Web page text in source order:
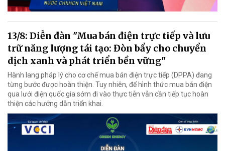
13/8: Diễn đàn "Mua bán điện trực tiếp và lưu
trữ năng lượng tái tạo: Đòn bẩy cho chuyển
dịch xanh và phát triển bền vững"
Hành lang pháp lý cho cơ chế mua bán điện trực tiếp (DPPA) đang
từng bước được hoàn thiện. Tuy nhiên, để hình thức mua bán điện
qua lưới điện quốc gia sớm đi vào thực tiễn vẫn cần tiếp tục hoàn
thiện các hướng dẫn triển khai.